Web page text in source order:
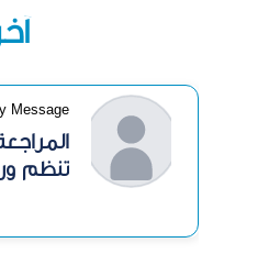
Message
تنظم